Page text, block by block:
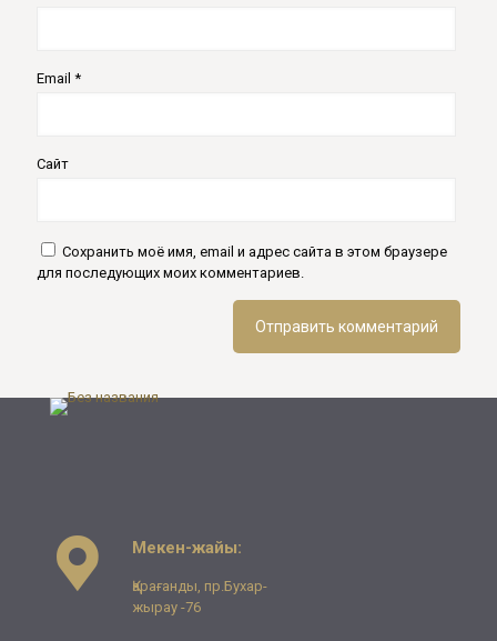
Email *
Сайт
Сохранить моё имя, email и адрес сайта в этом браузере
для последующих моих комментариев.
Мекен-жайы:
Қарағанды, пр.Бухар-
жырау -76